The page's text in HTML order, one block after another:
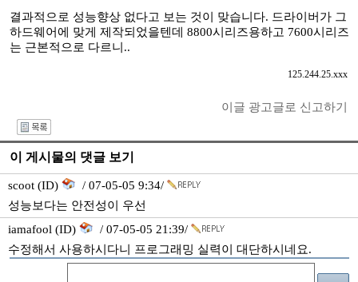
결과적으로 성능향상 없다고 보는 것이 맞습니다. 드라이버가 그
하드웨어에 맞게 제작되었을텐데 8800시리즈용하고 7600시리즈
는 근본적으로 다르니..
125.244.25.xxx
이글 광고글로 신고하기
이 게시물의 댓글 보기
scoot (ID)
/ 07-05-05 9:34/
성능보다는 안전성이 우선
iamafool (ID)
/ 07-05-05 21:39/
수정해서 사용하시다니 프로그래밍 실력이 대단하시네요.